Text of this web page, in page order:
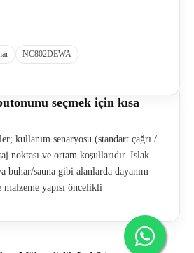
NC802DEWA
seçmek için kısa
kullanım senaryosu (standart çağrı /
noktası ve ortam koşullarıdır. Islak
buhar/sauna gibi alanlarda dayanım
malzeme yapısı öncelikli